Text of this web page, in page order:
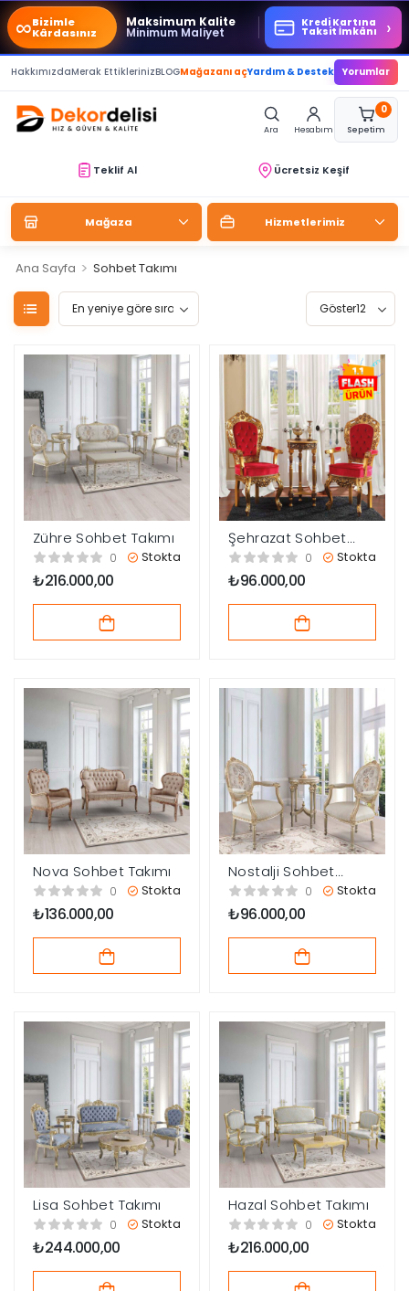
∞Bizimle
Kârdasınız
Maksimum Kalite
Minimum Maliyet
Kredi Kartına
Taksit İmkânı ›
HakkımızdaMerak EttiklerinizBLOGMağazanı açYardım & Destek Yorumlar
Ara Hesabım
0
Sepetim
Teklif Al Ücretsiz Keşif
Mağaza Hizmetlerimiz
Ana Sayfa > Sohbet Takımı
Zühre Sohbet Takımı
0 Stokta
₺216.000,00
Şehrazat Sohbet
Takımı
0 Stokta
₺96.000,00
Nova Sohbet Takımı
0 Stokta
₺136.000,00
Nostalji Sohbet
Takımı
0 Stokta
₺96.000,00
Lisa Sohbet Takımı
0 Stokta
₺244.000,00
Hazal Sohbet Takımı
0 Stokta
₺216.000,00